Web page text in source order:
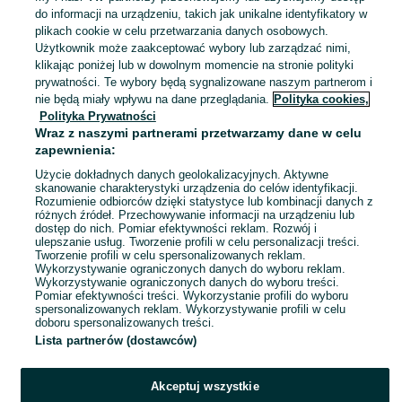
Gdynia, Orłowo
12 lipca 2026
100ml NOWA
Gdynia, Orłowo
12 lipca 2026
100 ml
1 2
do informacji na urządzeniu, takich jak unikalne identyfikatory w
plikach cookie w celu przetwarzania danych osobowych.
Użytkownik może zaakceptować wybory lub zarządzać nimi,
klikając poniżej lub w dowolnym momencie na stronie polityki
prywatności. Te wybory będą sygnalizowane naszym partnerom i
nie będą miały wpływu na dane przeglądania. Polityka cookies,
Polityka Prywatności
Wraz z naszymi partnerami przetwarzamy dane w celu
zapewnienia:
Użycie dokładnych danych geolokalizacyjnych. Aktywne
skanowanie charakterystyki urządzenia do celów identyfikacji.
Rozumienie odbiorców dzięki statystyce lub kombinacji danych z
różnych źródeł. Przechowywanie informacji na urządzeniu lub
dostęp do nich. Pomiar efektywności reklam. Rozwój i
ulepszanie usług. Tworzenie profili w celu personalizacji treści.
Tworzenie profili w celu spersonalizowanych reklam.
Wykorzystywanie ograniczonych danych do wyboru reklam.
Wykorzystywanie ograniczonych danych do wyboru treści.
Pomiar efektywności treści. Wykorzystanie profili do wyboru
spersonalizowanych reklam. Wykorzystywanie profili w celu
doboru spersonalizowanych treści.
Lista partnerów (dostawców)
Akceptuj wszystkie